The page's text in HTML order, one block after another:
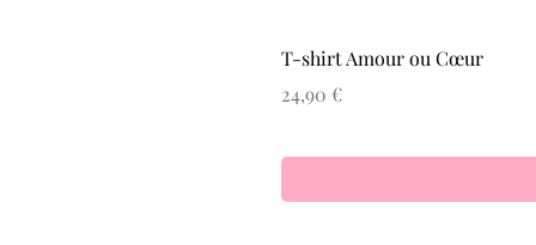
T-shirt Amour ou Cœur
Prix
24,90 €